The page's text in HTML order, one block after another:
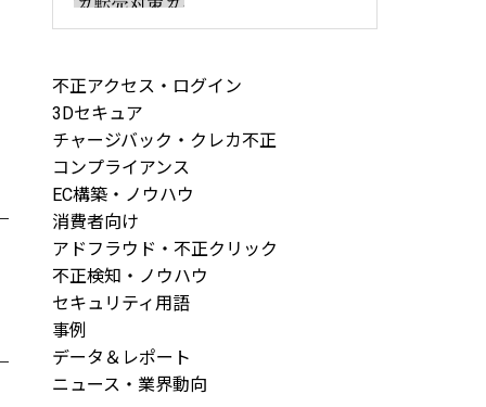
不正アクセス・ログイン
3Dセキュア
チャージバック・クレカ不正
コンプライアンス
EC構築・ノウハウ
消費者向け
アドフラウド・不正クリック
不正検知・ノウハウ
セキュリティ用語
事例
データ＆レポート
ニュース・業界動向